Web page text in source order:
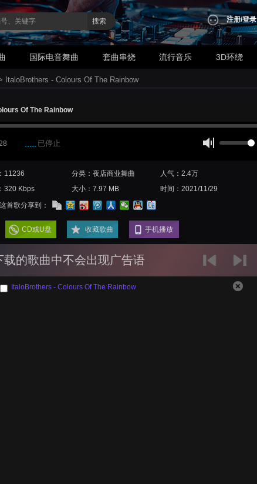
搜索 注册/登录
国际电音舞曲 套曲串烧 流行音乐 3D环绕
ItaloBrothers - Colours Of The Rainbow
Of The Rainbow
已停止
11236 分类：夜店商业舞曲
人气：2.4万
320 Kbps
大小：7.97 MB
时间：2021/11/29
首歌分享到：
CD或U盘 收藏歌曲 手机播放
载的歌曲中不会出现广告语
ItaloBrothers - Colours Of The Rainbow